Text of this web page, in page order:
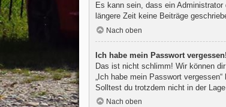
Es kann sein, dass ein
längere Zeit keine Beiträge
Nach oben
Ich habe mein Passwort vergessen!
Das ist nicht schlimm! Wir können
„Ich habe mein Passwort
Solltest du trotzdem nicht in der
Nach oben